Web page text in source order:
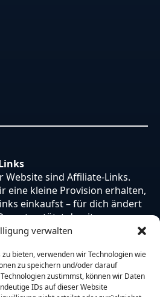
verwalten
bieten, verwenden wir Technologien wie
zu speichern und/oder darauf
zustimmst, können wir Daten
IDs auf dieser Website
Website sind Affiliate-Links.
eine kleine Provision erhalten,
einkaufst – für dich ändert
unterstützt damit unsere